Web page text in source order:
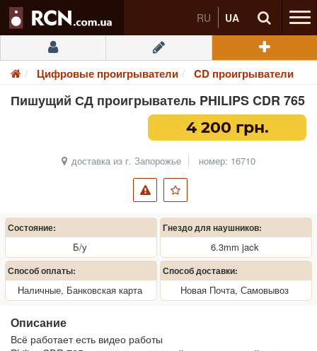
RU UA
Цифровые проигрыватели CD проигрыватели
Пишущий СД проигрыватель PHILIPS CDR 765
4 200 грн.
доставка из г. Запорожье номер: 16710
Состояние:
Б/у
Гнездо для наушников:
6.3mm jack
Способ оплаты:
Наличные, Банковская карта
Способ доставки:
Новая Почта, Самовывоз
Описание
Всё работает есть видео работы